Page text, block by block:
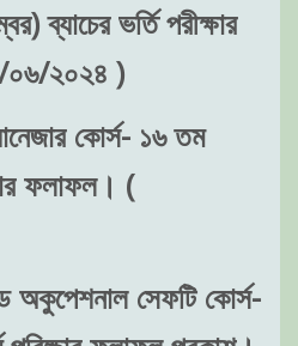
ব্যাচের ভর্তি পরীক্ষার
০৬/২০২৪ )
কোর্স- ১৬ তম
ফলাফল। (
অকুপেশনাল সেফটি কোর্স-